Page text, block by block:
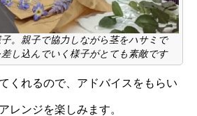
。親子で協力しながら茎をハサミで
し込んでいく様子がとても素敵です
くれるので、アドバイスをもらい
レンジを楽しみます。